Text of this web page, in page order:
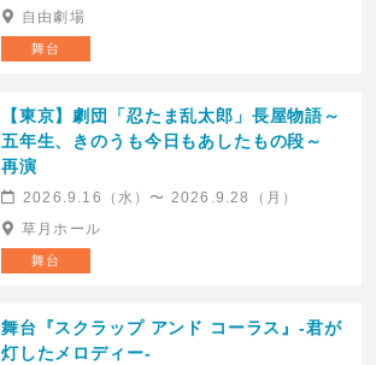
自由劇場
舞台
【東京】劇団「忍たま乱太郎」長屋物語～
五年生、きのうも今日もあしたもの段～
再演
2026.9.16（水）〜 2026.9.28（月）
草月ホール
舞台
舞台『スクラップ アンド コーラス』-君が
灯したメロディー-